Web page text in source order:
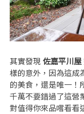
其實發現 佐嘉平川屋
樣的意外，因為這成
的美食，還是唯一！
千萬不要錯過了這營
對值得你來品嚐看看